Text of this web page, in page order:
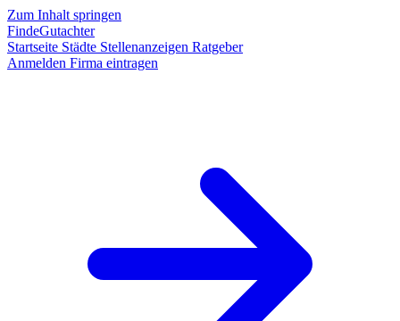
Zum Inhalt springen
FindeGutachter
Startseite Städte Stellenanzeigen Ratgeber
Anmelden Firma eintragen